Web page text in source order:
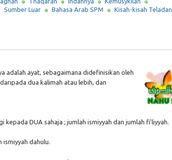
Sumber Luar Bahasa Arab SPM Kisah-kisah Teladan
adalah ayat, sebagaimana didefinisikan oleh
dua kalimah atau lebih, dan
DUA sahaja ; jumlah ismiyyah dan jumlah fi'liyyah.
dahulu.